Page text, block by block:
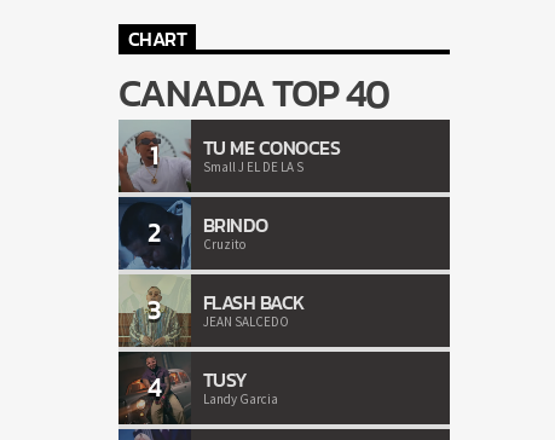
CHART
CANADA TOP 40
1 TU ME CONOCES
Small J EL DE LA S
2 BRINDO
Cruzito
3 FLASH BACK
JEAN SALCEDO
4 TUSY
Landy Garcia